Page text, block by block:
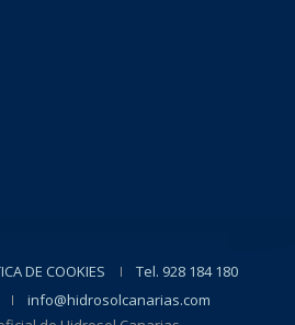
DE COOKIES
Tel. 928 184 180
info@hidrosolcanarias.com